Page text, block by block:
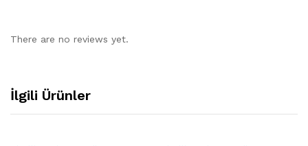
There are no reviews yet.
İlgili Ürünler